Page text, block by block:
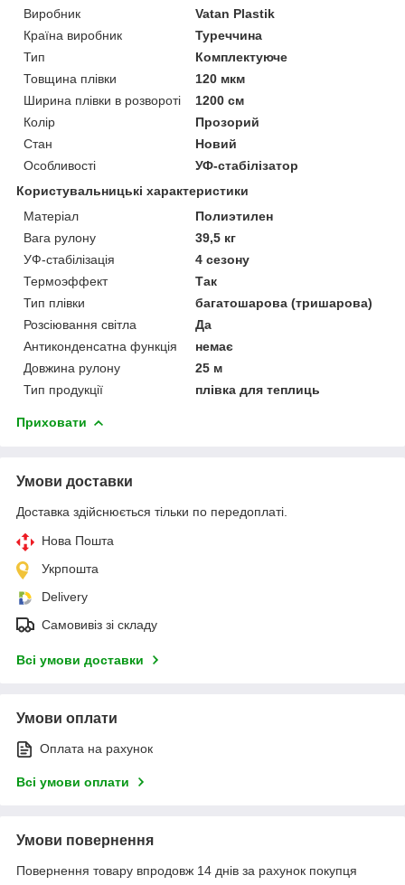
Виробник
Vatan Plastik
Країна виробник
Туреччина
Тип
Комплектуюче
Товщина плівки
120 мкм
Ширина плівки в розвороті
1200 см
Колір
Прозорий
Стан
Новий
Особливості
УФ-стабілізатор
Користувальницькі характеристики
Матеріал
Полиэтилен
Вага рулону
39,5 кг
УФ-стабілізація
4 сезону
Термоэффект
Так
Тип плівки
багатошарова (тришарова)
Розсіювання світла
Да
Антиконденсатна функція
немає
Довжина рулону
25 м
Тип продукції
плівка для теплиць
Приховати
Умови доставки
Доставка здійснюється тільки по передоплаті.
Нова Пошта
Укрпошта
Delivery
Самовивіз зі складу
Всі умови доставки
Умови оплати
Оплата на рахунок
Всі умови оплати
Умови повернення
Повернення товару впродовж 14 днів за рахунок покупця